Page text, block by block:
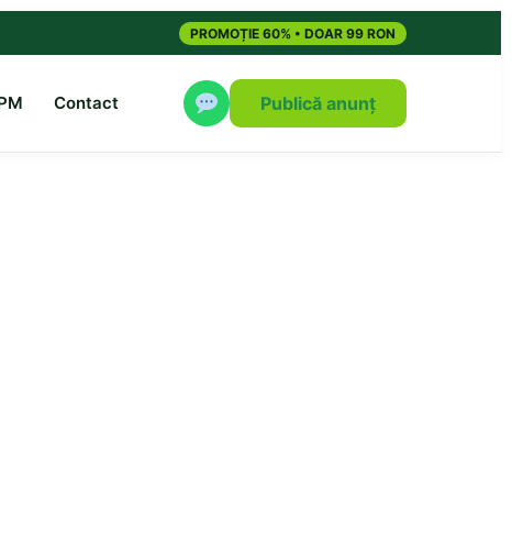
PROMOȚIE 60% • DOAR 99 RON
Contact Publică anunț